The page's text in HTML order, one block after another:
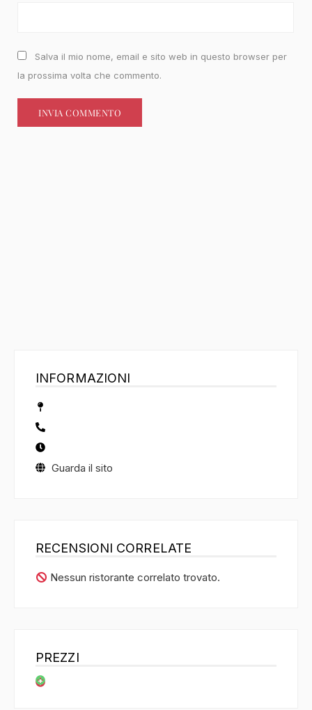
Salva il mio nome, email e sito web in questo browser per
la prossima volta che commento.
INFORMAZIONI
Guarda il sito
RECENSIONI CORRELATE
Nessun ristorante correlato trovato.
PREZZI